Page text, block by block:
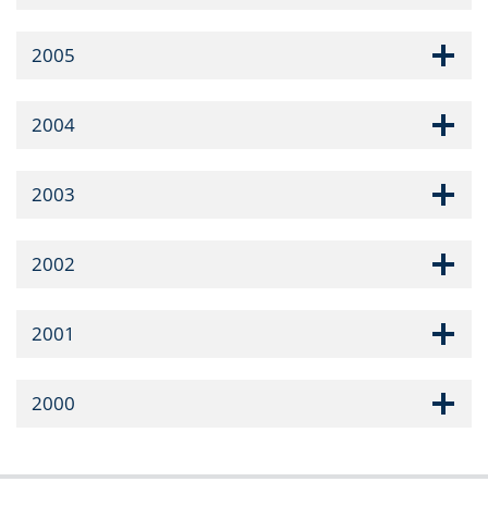
2005
2004
2003
2002
2001
2000